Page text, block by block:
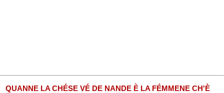
QUANNE LA CHÉSE VÉ DE NANDE È LA FÉMMENE CH'È